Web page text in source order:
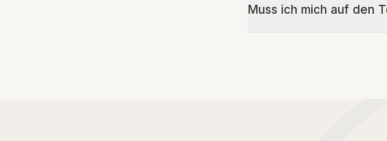
Muss ich mich auf den